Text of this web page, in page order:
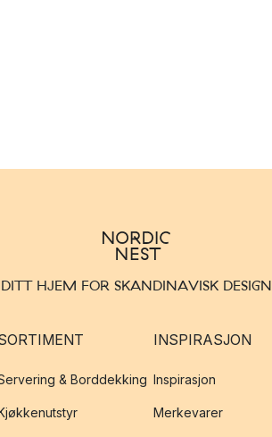
DITT HJEM FOR SKANDINAVISK DESIGN
& Borddekking
INSPIRASJON
Inspirasjon
Merkevarer